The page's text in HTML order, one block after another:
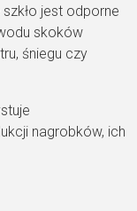
jest odporne
skoków
śniegu czy
nagrobków, ich